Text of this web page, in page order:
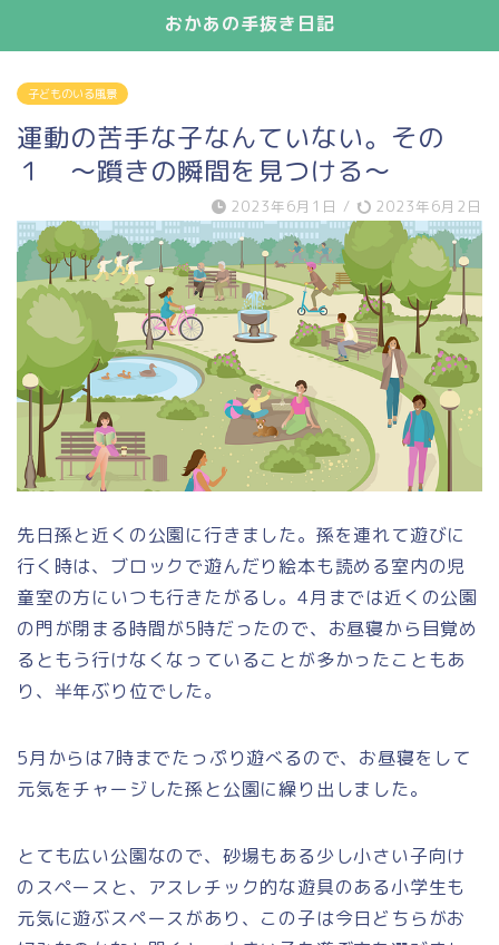
おかあの手抜き日記
子どものいる風景
運動の苦手な子なんていない。その
１ ～躓きの瞬間を見つける～
2023年6月1日 / 2023年6月2日
先日孫と近くの公園に行きました。孫を連れて遊びに
行く時は、ブロックで遊んだり絵本も読める室内の児
童室の方にいつも行きたがるし。4月までは近くの公園
の門が閉まる時間が5時だったので、お昼寝から目覚め
るともう行けなくなっていることが多かったこともあ
り、半年ぶり位でした。
5月からは7時までたっぷり遊べるので、お昼寝をして
元気をチャージした孫と公園に繰り出しました。
とても広い公園なので、砂場もある少し小さい子向け
のスペースと、アスレチック的な遊具のある小学生も
元気に遊ぶスペースがあり、この子は今日どちらがお